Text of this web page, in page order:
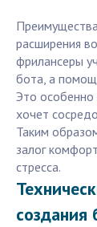
расширения
фрилансеры
бота, а
Это особенно
хочет
Таким
залог
стресса.